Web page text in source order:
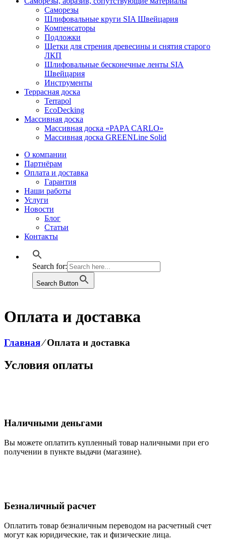
Саморезы
Шлифовальные круги SIA Швейцария
Компенсаторы
Подложки
Щетки для стрения древесины и снятия старого
ЛКП
Шлифовальные бесконечные ленты SIA
Швейцария
Инструменты
Террасная доска
Terrapol
EcoDecking
Массивная доска
Массивная доска «PAPA CARLO»
Массивная доска GREENLine Solid
О компании
Партнёрам
Оплата и доставка
Гарантия
Наши работы
Услуги
Новости
Блог
Статьи
Контакты
Search for:
Search Button
Оплата и доставка
Главная⁄Оплата и доставка
Условия оплаты
Наличными деньгами
Вы можете оплатить купленный товар наличными при его
получении в пункте выдачи (магазине).
Безналичный расчет
Оплатить товар безналичным переводом на расчетный счет
могут как юридические, так и физические лица.